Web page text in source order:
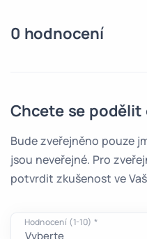
0 hodnocení
Chcete se podělit
Bude zveřejněno pouze
jsou neveřejné. Pro
potvrdit zkušenost ve
Hodnocení (1-10) *